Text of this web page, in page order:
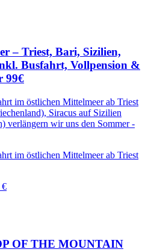
– Triest, Bari, Sizilien,
Busfahrt, Vollpension &
99€
im östlichen Mittelmeer ab Triest
Siracus auf Sizilien
verlängern wir uns den Sommer -
im östlichen Mittelmeer ab Triest
€
OF THE MOUNTAIN